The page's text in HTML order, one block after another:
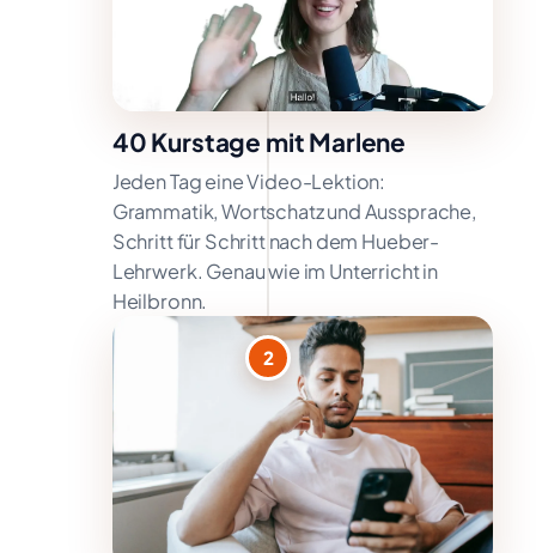
40 Kurstage mit Marlene
Jeden Tag eine Video-Lektion:
Grammatik, Wortschatz und Aussprache,
Schritt für Schritt nach dem Hueber-
Lehrwerk. Genau wie im Unterricht in
Heilbronn.
2